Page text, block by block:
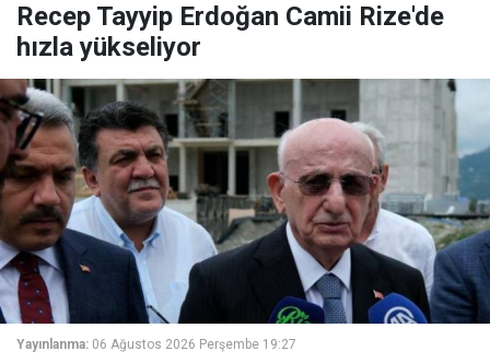
Recep Tayyip Erdoğan Camii Rize'de
hızla yükseliyor
Yayınlanma: 06 Ağustos 2026 Perşembe 19:27